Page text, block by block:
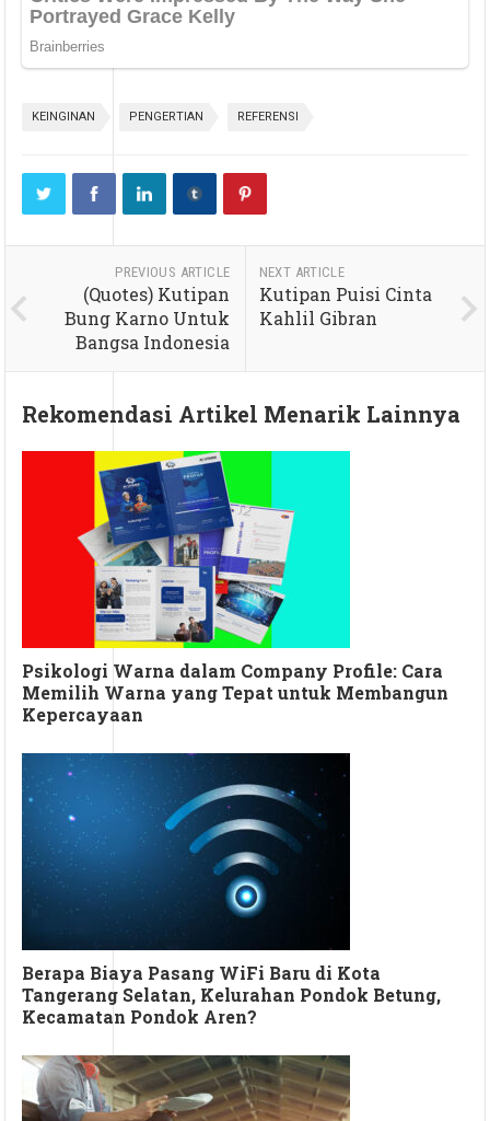
KEINGINAN PENGERTIAN REFERENSI
PREVIOUS ARTICLE
(Quotes) Kutipan
Bung Karno Untuk
Bangsa Indonesia
NEXT ARTICLE
Kutipan Puisi Cinta
Kahlil Gibran
Rekomendasi Artikel Menarik Lainnya
Psikologi Warna dalam Company Profile: Cara
Memilih Warna yang Tepat untuk Membangun
Kepercayaan
Berapa Biaya Pasang WiFi Baru di Kota
Tangerang Selatan, Kelurahan Pondok Betung,
Kecamatan Pondok Aren?